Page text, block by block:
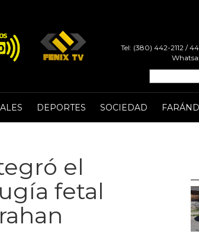
Tel: (380) 442-2112 /
DEPORTES SOCIEDAD
el
fetal